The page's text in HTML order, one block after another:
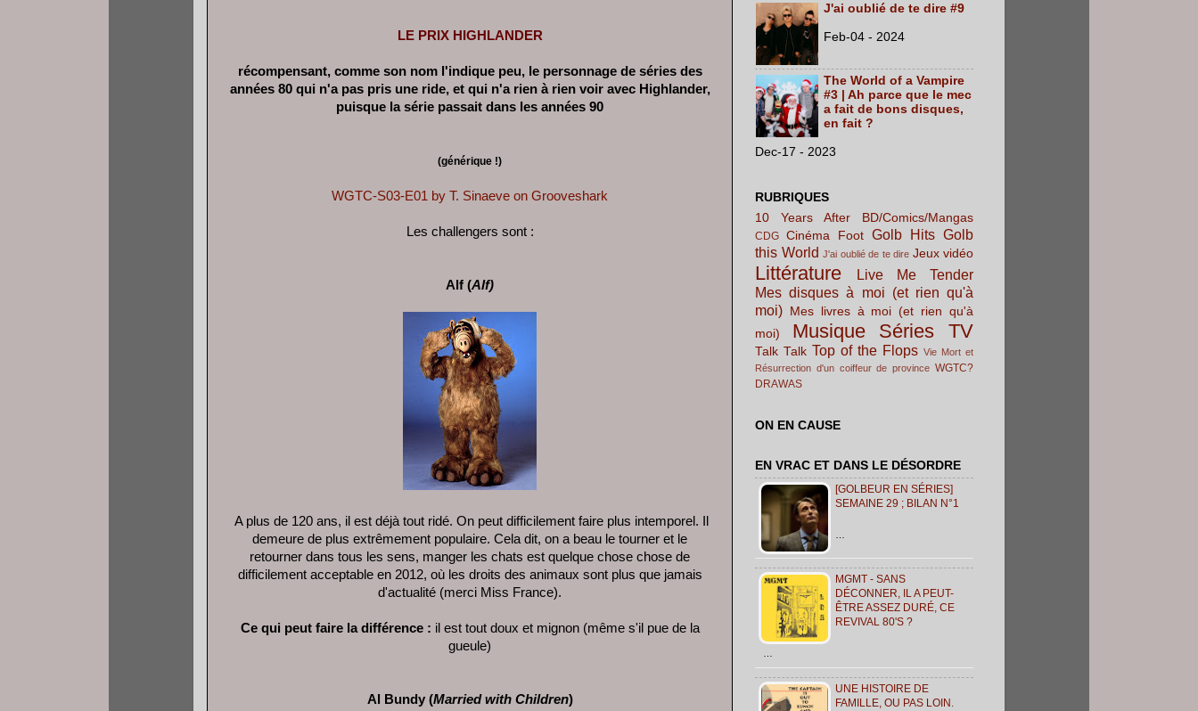
LE PRIX HIGHLANDER
récompensant, comme son nom l'indique peu, le personnage de séries des
années 80 qui n'a pas pris une ride, et qui n'a rien à rien voir avec Highlander,
puisque la série passait dans les années 90
(générique !)
WGTC-S03-E01 by T. Sinaeve on Grooveshark
Les challengers sont :
Alf (Alf)
A plus de 120 ans, il est déjà tout ridé. On peut difficilement faire plus intemporel. Il
demeure de plus extrêmement populaire. Cela dit, on a beau le tourner et le
retourner dans tous les sens, manger les chats est quelque chose chose de
difficilement acceptable en 2012, où les droits des animaux sont plus que jamais
d'actualité (merci Miss France).
Ce qui peut faire la différence : il est tout doux et mignon (même s'il pue de la
gueule)
Al Bundy (Married with Children)
J'ai oublié de te dire #9
Feb-04 - 2024
The World of a Vampire
#3 | Ah parce que le mec
a fait de bons disques,
en fait ?
Dec-17 - 2023
RUBRIQUES
10 Years After
BD/Comics/Mangas
CDG Cinéma Foot Golb Hits Golb
this World J'ai oublié de te dire Jeux vidéo
Littérature
Live Me Tender
Mes disques à moi (et rien qu'à
moi) Mes livres à moi (et rien qu'à
moi)
Musique Séries TV
Talk Talk Top of the Flops Vie Mort et
Résurrection d'un coiffeur de province WGTC?
DRAWAS
ON EN CAUSE
EN VRAC ET DANS LE DÉSORDRE
[GOLBEUR EN SÉRIES]
SEMAINE 29 ; BILAN N°1
MGMT - SANS
DÉCONNER, IL A PEUT-
ÊTRE ASSEZ DURÉ, CE
REVIVAL 80'S ?
UNE HISTOIRE DE
FAMILLE, OU PAS LOIN.